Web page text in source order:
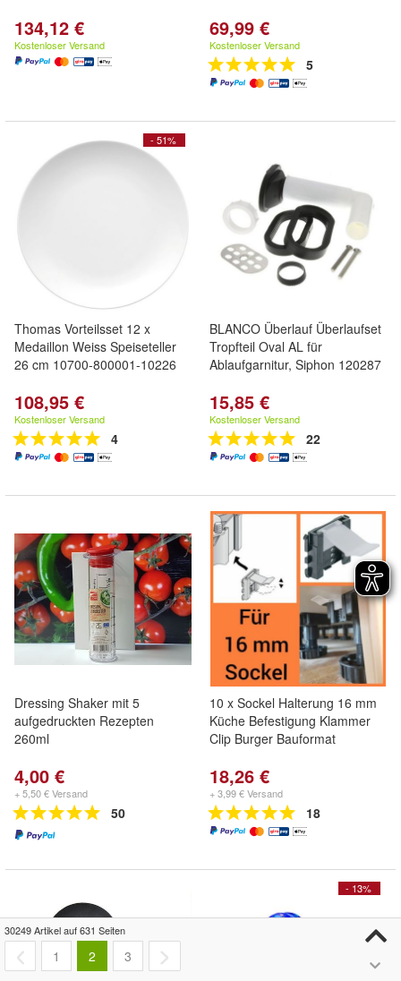
134,12 €
Kostenloser Versand
69,99 €
Kostenloser Versand
5
- 51%
Thomas Vorteilsset 12 x
Medaillon Weiss Speiseteller
26 cm 10700-800001-10226
108,95 €
Kostenloser Versand
4
BLANCO Überlauf Überlaufset
Tropfteil Oval AL für
Ablaufgarnitur, Siphon 120287
15,85 €
Kostenloser Versand
22
Dressing Shaker mit 5
aufgedruckten Rezepten
260ml
4,00 €
+ 5,50 € Versand
50
10 x Sockel Halterung 16 mm
Küche Befestigung Klammer
Clip Burger Bauformat
18,26 €
+ 3,99 € Versand
18
- 13%
30249 Artikel auf 631 Seiten
1 2 3